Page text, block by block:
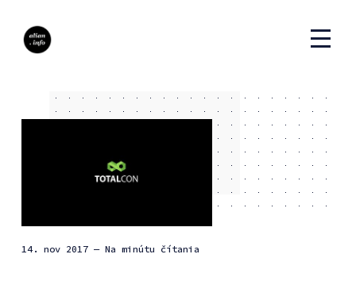
14. nov 2017 — Na minútu čítania